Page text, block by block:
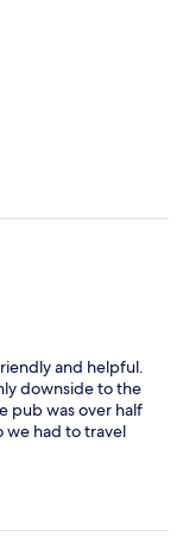
and helpful.
downside to the
pub was over half
we had to travel